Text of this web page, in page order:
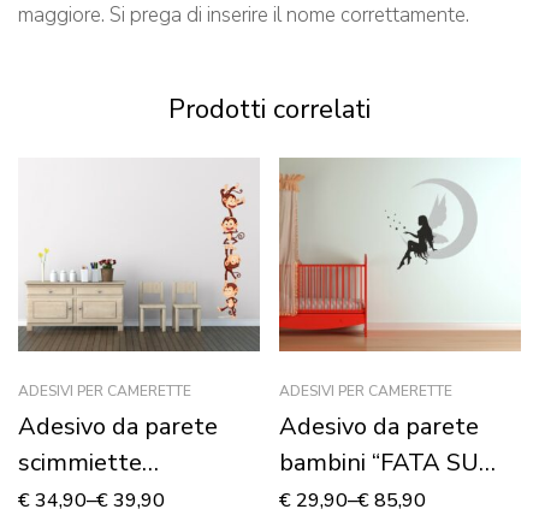
maggiore. Si prega di inserire il nome correttamente.
Prodotti correlati
ADESIVI PER CAMERETTE
Adesivo da parete
scimmiette
“DIVERTENTI
€34,90–€39,90
ADESIVI PER CAMERETTE
Adesivo da parete
bambini “FATA SU
LUNA” – Adesivo
€ 29,90–€85,90